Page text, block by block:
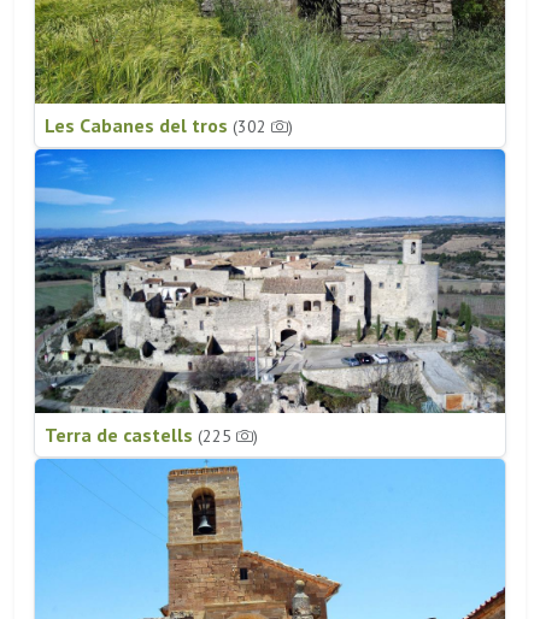
Les Cabanes del tros (302 )
Terra de castells (225 )